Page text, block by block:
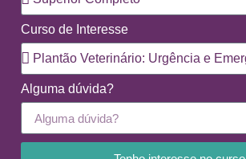
Curso de Interesse
Alguma dúvida?